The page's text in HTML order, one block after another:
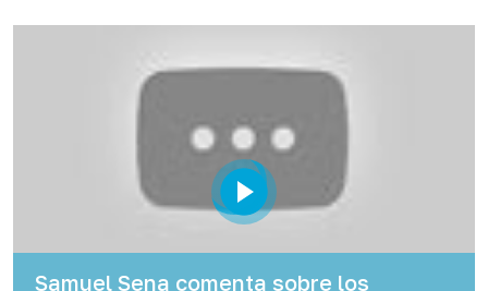
Samuel Sena comenta sobre los